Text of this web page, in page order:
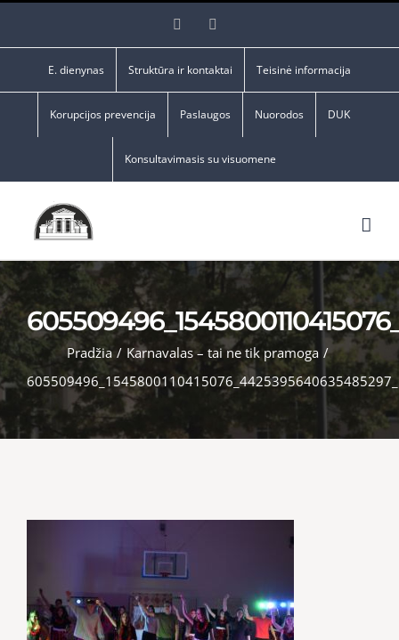
Facebook
E. dienynas Struktūra ir kontaktai Teisinė informacija
Korupcijos prevencija Paslaugos Nuorodos DUK
Konsultavimasis su visuomene
Pradžia / Karnavalas – tai ne tik pramoga /